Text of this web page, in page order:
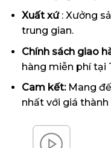
Xuất xứ: Xưởng
trung gian.
Chính sách giao
hàng miễn phí tại
Cam kết:Mang
nhất với giá thành